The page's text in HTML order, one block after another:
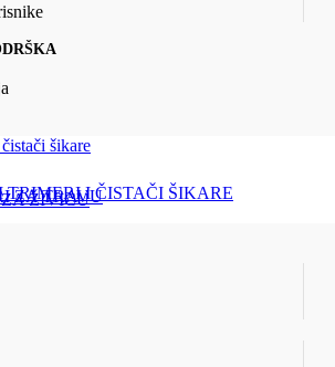
šikare
TRIMERI I ČISTAČI ŠIKARE
ZA TRAVU
ŽIVICU